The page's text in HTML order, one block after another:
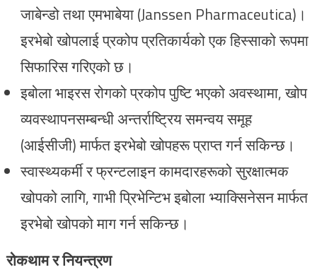
जाबेन्डो तथा एमभाबेया (Janssen Pharmaceutica)।
इरभेबो खोपलाई प्रकोप प्रतिकार्यको एक हिस्साको रूपमा
सिफारिस गरिएको छ।
इबोला भाइरस रोगको प्रकोप पुष्टि भएको अवस्थामा, खोप
व्यवस्थापनसम्बन्धी अन्तर्राष्ट्रिय समन्वय समूह
(आईसीजी) मार्फत इरभेबो खोपहरू प्राप्त गर्न सकिन्छ।
स्वास्थ्यकर्मी र फ्रन्टलाइन कामदारहरूको सुरक्षात्मक
खोपको लागि, गाभी प्रिभेन्टिभ इबोला भ्याक्सिनेसन मार्फत
इरभेबो खोपको माग गर्न सकिन्छ।
रोकथाम र नियन्त्रण